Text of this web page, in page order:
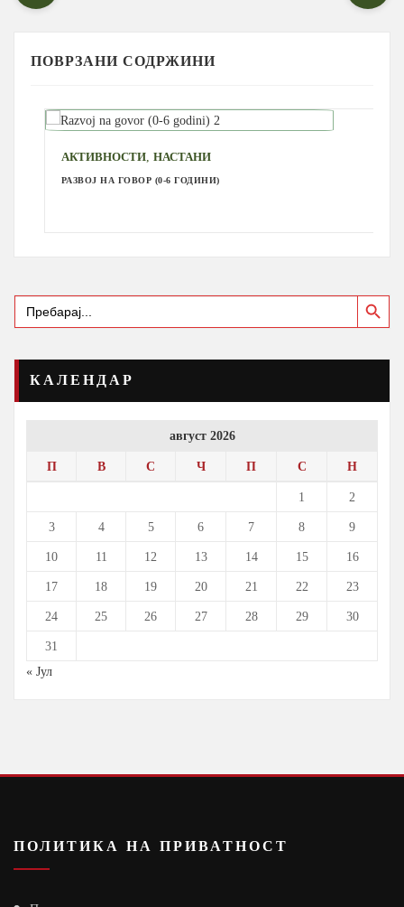
ПОВРЗАНИ СОДРЖИНИ
АКТИВНОСТИ,НАСТАНИ
РАЗВОЈ НА ГОВОР (0-6 ГОДИНИ)
Search
for:
Search Button
КАЛЕНДАР
август 2026
П В С Ч П С Н
1 2
3 4 5 6 7 8 9
10 11 12 13 14 15 16
17 18 19 20 21 22 23
24 25 26 27 28 29 30
31
« Јул
ПОЛИТИКА НА ПРИВАТНОСТ